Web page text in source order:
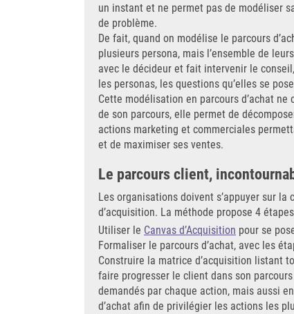
un instant et ne permet pas de modéliser
de problème.
De fait, quand on modélise le parcours
plusieurs persona, mais l’ensemble de
avec le décideur et fait intervenir le
les personas, les questions qu’elles se
Cette modélisation en parcours d’achat
de son parcours, elle permet de
actions marketing et commerciales
et de maximiser ses ventes.
Le parcours client,
Les organisations doivent s’appuyer sur
d’acquisition. La méthode propose 4
Utiliser le Canvas d’Acquisition pour se
Formaliser le parcours d’achat, avec les
Construire la matrice d’acquisition listant
faire progresser le client dans son
demandés par chaque action, mais aussi
d’achat afin de privilégier les actions les